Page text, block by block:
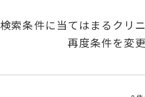
検索条件に当てはまるクリ
再度条件を変